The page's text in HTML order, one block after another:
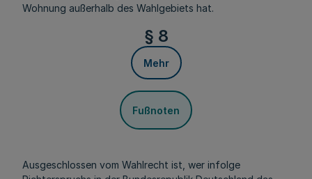
Wohnung außerhalb des Wahlgebiets hat.
§ 8
Mehr
Fußnoten
Ausgeschlossen vom Wahlrecht ist, wer infolge